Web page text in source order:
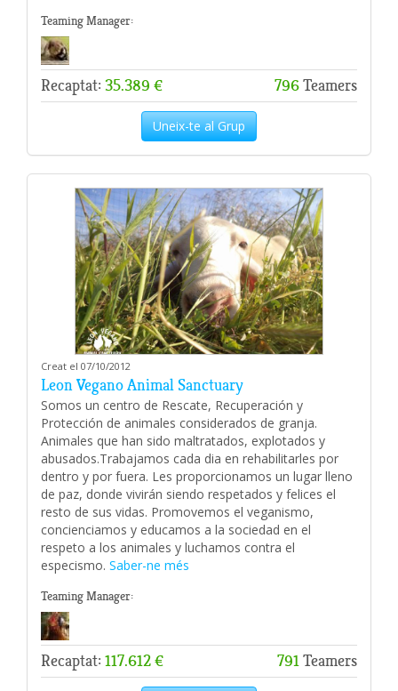
Teaming Manager:
Recaptat: 35.389 € 796Teamers
Uneix-te al Grup
Creat el 07/10/2012
Leon Vegano Animal Sanctuary
Somos un centro de Rescate, Recuperación y
Protección de animales considerados de granja.
Animales que han sido maltratados, explotados y
abusados.Trabajamos cada dia en rehabilitarles por
dentro y por fuera. Les proporcionamos un lugar lleno
de paz, donde vivirán siendo respetados y felices el
resto de sus vidas. Promovemos el veganismo,
concienciamos y educamos a la sociedad en el
respeto a los animales y luchamos contra el
especismo. Saber-ne més
Teaming Manager:
Recaptat: 117.612 € 791Teamers